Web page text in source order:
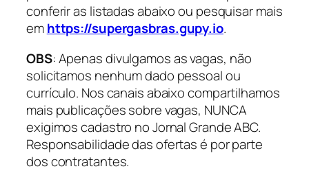
conferir as listadas abaixo ou pesquisar mais
emhttps://supergasbras.gupy.io.
OBS: Apenas divulgamos as vagas, não
solicitamos nenhum dado pessoal ou
currículo. Nos canais abaixo compartilhamos
mais publicações sobre vagas, NUNCA
exigimos cadastro no Jornal Grande ABC.
Responsabilidade das ofertas é por parte
dos contratantes.